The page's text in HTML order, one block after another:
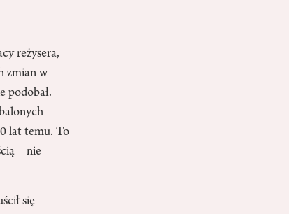
reżysera,
zmian w
podobał.
lat temu. To
– nie
się